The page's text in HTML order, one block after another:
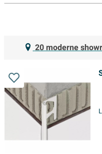
20 moderne